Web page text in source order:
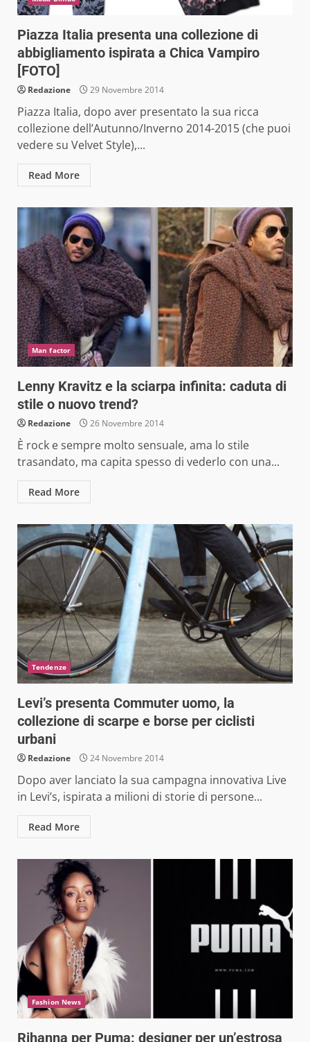
Piazza Italia presenta una collezione di
abbigliamento ispirata a Chica Vampiro
[FOTO]
Redazione 29 Novembre 2014
Piazza Italia, dopo aver presentato la sua ricca
collezione dell’Autunno/Inverno 2014-2015 (che puoi
vedere su Velvet Style),...
Read More
Man factor
Lenny Kravitz e la sciarpa infinita: caduta di
stile o nuovo trend?
Redazione 26 Novembre 2014
È rock e sempre molto sensuale, ama lo stile
trasandato, ma capita spesso di vederlo con una...
Read More
Tendenze
Levi’s presenta Commuter uomo, la
collezione di scarpe e borse per ciclisti
urbani
Redazione 24 Novembre 2014
Dopo aver lanciato la sua campagna innovativa Live
in Levi’s, ispirata a milioni di storie di persone...
Read More
Fashion News
Rihanna per Puma: designer per un’estrosa